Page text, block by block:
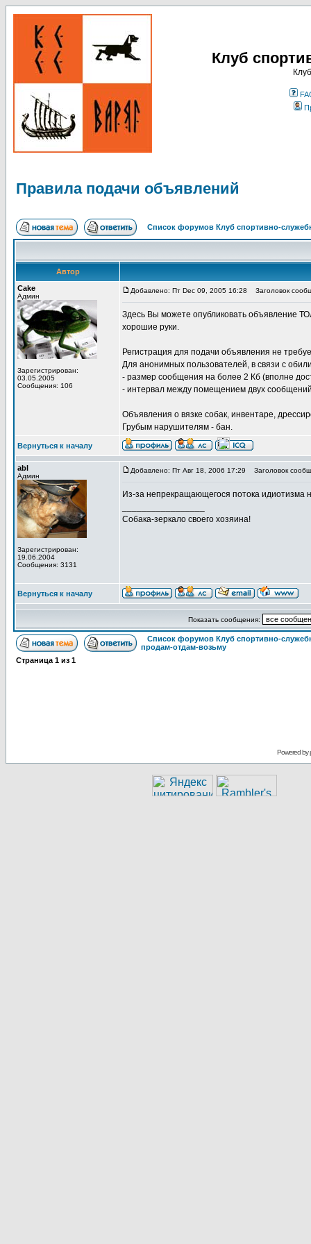
Клуб
Правила подачи объявлений
Список форумов Клуб спортивно-
Автор
Cake
Админ
Зарегистрирован:
03.05.2005
Сообщения: 106
Добавлено: Пт Dec 09, 2005 16:28 Заголовок
Здесь Вы можете опубликовать объявление
хорошие руки.
Регистрация для подачи объявления не
Для анонимных пользователей, в связи с
- размер сообщения на более 2 Кб (вполне
- интервал между помещением двух
Объявления о вязке собак, инвентаре,
Грубым нарушителям - бан.
Вернуться к началу
abl
Админ
Зарегистрирован:
19.06.2004
Сообщения: 3131
Добавлено: Пт Авг 18, 2006 17:29 Заголовок
Из-за непрекращающегося потока
Собака-зеркало своего хозяина!
Вернуться к началу
Показать сообщения:
Список форумов Клуб спортивно-
продам-отдам-возьму
Страница 1 из 1
Powered by